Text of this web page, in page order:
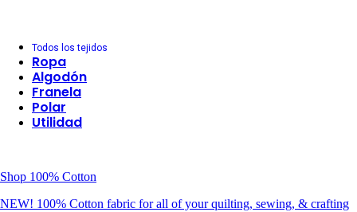
Todos los tejidos
Ropa
Algodón
Franela
Polar
Utilidad
Shop 100% Cotton
NEW! 100% Cotton fabric for all of your quilting, sewing, & crafting